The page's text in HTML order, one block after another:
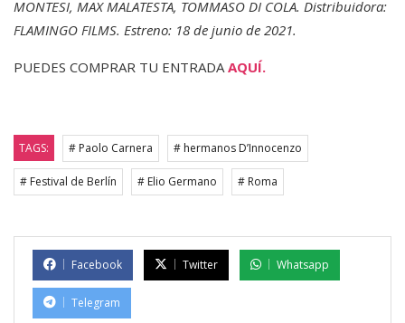
MONTESI, MAX MALATESTA, TOMMASO DI COLA. Distribuidora:
FLAMINGO FILMS. Estreno: 18 de junio de 2021.
PUEDES COMPRAR TU ENTRADAAQUÍ.
TAGS: # Paolo Carnera # hermanos D’Innocenzo
# Festival de Berlín # Elio Germano # Roma
Facebook Twitter Whatsapp
Telegram